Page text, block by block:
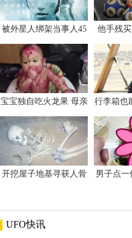
被外星人绑架当事人45
斯卡古拉事件
他手残
宝宝独自吃火龙果 母亲
行李箱也
开挖屋子地基寻获人骨
男子点一
UFO快讯